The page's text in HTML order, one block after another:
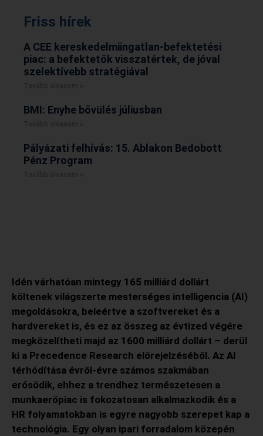
Idén várhatóan mintegy 165 milliárd dollárt
költenek világszerte mesterséges intelligencia (AI)
megoldásokra, beleértve a szoftvereket és a
hardvereket is, és ez az összeg az évtized végére
megközelítheti majd az 1600 milliárd dollárt – derül
ki a Precedence Research előrejelzéséből. Az AI
térhódítása évről-évre számos szakmában
erősödik, ehhez a trendhez természetesen a
munkaerőpiac is fokozatosan alkalmazkodik és a
HR folyamatokban is egyre nagyobb szerepet kap a
technológia. Egy olyan ipari forradalom közepén
Friss hírek
A CEE kereskedelmiingatlan-befektetési
piac: a befektetők visszatértek, de jóval
szelektívebb stratégiával
BMI: Enyhe bővülés júliusban
Pályázati felhívás: 15. Ablakon Bedobott
Pénz Program